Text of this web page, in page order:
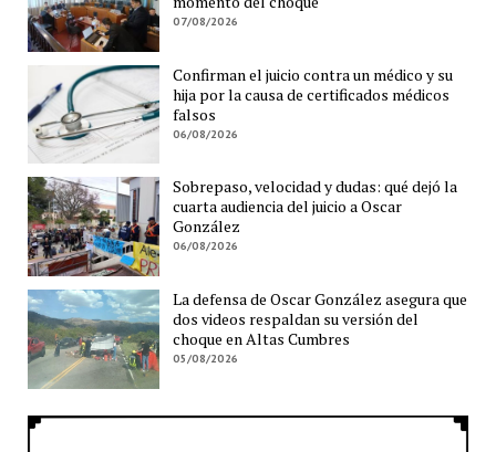
07/08/2026
Confirman el juicio contra un médico y su
hija por la causa de certificados médicos
falsos
06/08/2026
Sobrepaso, velocidad y dudas: qué dejó la
cuarta audiencia del juicio a Oscar
González
06/08/2026
La defensa de Oscar González asegura que
dos videos respaldan su versión del
choque en Altas Cumbres
05/08/2026